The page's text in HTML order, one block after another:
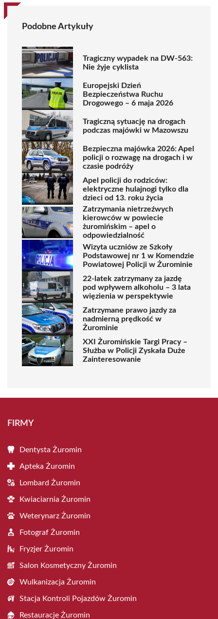
Podobne Artykuły
Tragiczny wypadek na DW-563:
Nie żyje cyklista
Europejski Dzień
Bezpieczeństwa Ruchu
Drogowego – 6 maja 2026
Tragiczną sytuację na drogach
podczas majówki w Mazowszu
Bezpieczna majówka 2026: Apel
policji o rozwagę na drogach i w
czasie podróży
Apel policji do rodziców:
elektryczne hulajnogi tylko dla
dzieci od 13. roku życia
Zatrzymania nietrzeźwych
kierowców w powiecie
żuromińskim – apel o
odpowiedzialność
Wizyta uczniów ze Szkoły
Podstawowej nr 1 w Komendzie
Powiatowej Policji w Żurominie
22-latek zatrzymany za jazdę
pod wpływem alkoholu – 3 lata
więzienia w perspektywie
Zatrzymane prawo jazdy za
nadmierną prędkość w
Żurominie
XXI Żuromińskie Targi Pracy –
Służba w Policji Zyskała Duże
Zainteresowanie
FIRMY
Dentysta Żuromin
Apteka Żuromin
Lombard Żuromin
Kwiaciarnia Żuromin
Weterynarz Żuromin
Fotograf Żuromin
Fryzjer Żuromin
Salon Kosmetyczny Żuromin
Wulkanizacja Żuromin
Stacja Kontroli Pojazdów Żuromin
Restauracje Żuromin